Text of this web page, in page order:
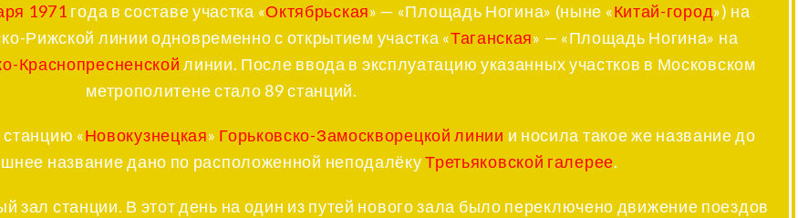
1971 года в составе участка «Октябрьская» — «Площадь Ногина» (ныне «Китай-город») на
Рижской линии одновременно с открытием участка «Таганская» — «Площадь Ногина» на
Краснопресненской линии. После ввода в эксплуатацию указанных участков в Московском
метрополитене стало 89 станций.
«Новокузнецкая» Горьковско-Замоскворецкой линии и носила такое же название до
название дано по расположенной неподалёкуТретьяковской галерее.
зал станции. В этот день на один из путей нового зала было переключено движение поездов